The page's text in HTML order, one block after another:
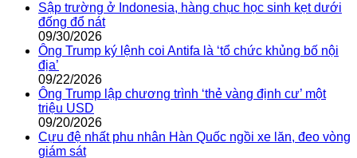
Sập trường ở Indonesia, hàng chục học sinh kẹt dưới
đống đổ nát
09/30/2026
Ông Trump ký lệnh coi Antifa là ‘tổ chức khủng bố nội
địa’
09/22/2026
Ông Trump lập chương trình ‘thẻ vàng định cư’ một
triệu USD
09/20/2026
Cựu đệ nhất phu nhân Hàn Quốc ngồi xe lăn, đeo vòng
giám sát